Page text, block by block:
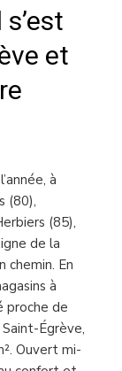
et
à
(80),
(85),
de la
chemin. En
à
proche de
Égrève,
Ouvert mi-